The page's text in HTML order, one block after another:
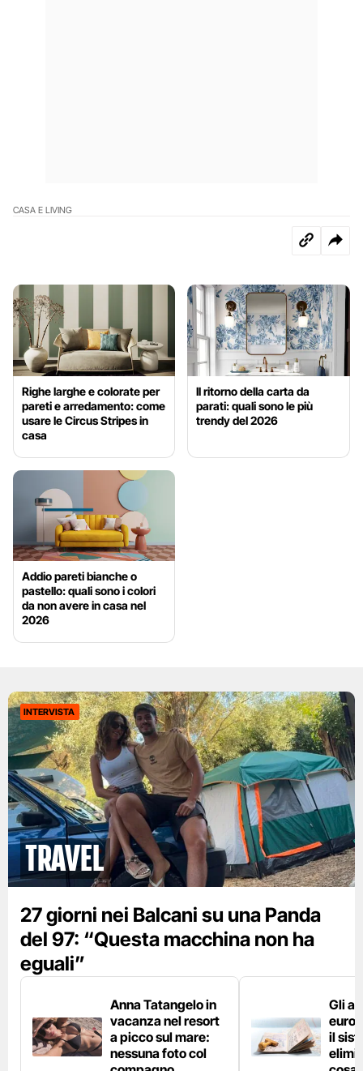
CASA E LIVING
Righe larghe e colorate per
pareti e arredamento: come
usare le Circus Stripes in
casa
Il ritorno della carta da
parati: quali sono le più
trendy del 2026
Addio pareti bianche o
pastello: quali sono i colori
da non avere in casa nel
2026
INTERVISTA
Travel
27 giorni nei Balcani su una Panda
del 97: “Questa macchina non ha
eguali”
Anna Tatangelo in
vacanza nel resort
a picco sul mare:
nessuna foto col
Gli
il